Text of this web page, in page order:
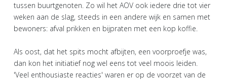
tussen buurtgenoten. Zo wil het AOV ook iedere drie tot vier
weken aan de slag, steeds in een andere wijk en samen met
bewoners: afval prikken en bijpraten met een kop koffie.
Als oost, dat het spits mocht afbijten, een voorproefje was,
dan kon het initiatief nog wel eens tot veel moois leiden.
'Veel enthousiaste reacties' waren er op de voorzet van de